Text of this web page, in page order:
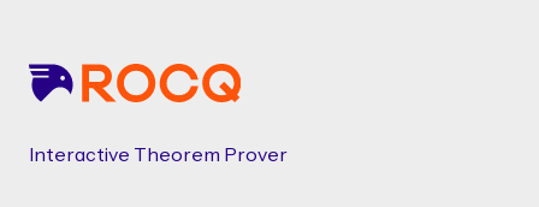
Interactive Theorem Prover